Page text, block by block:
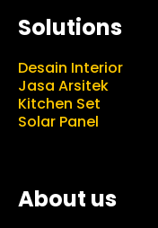
Solutions
Desain Interior
Jasa Arsitek
Kitchen Set
Solar Panel
About us